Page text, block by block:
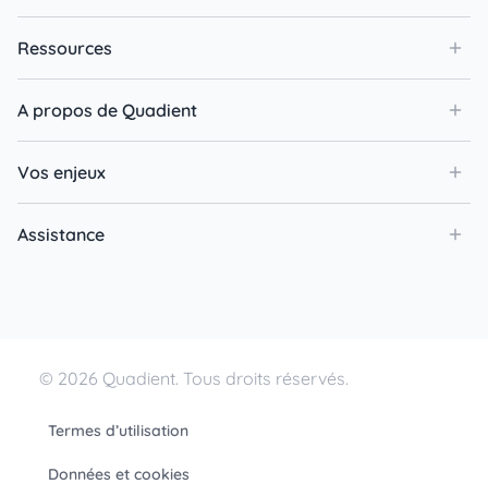
Ressources
A propos de Quadient
Vos enjeux
Assistance
© 2026 Quadient. Tous droits réservés.
Termes d’utilisation
Données et cookies